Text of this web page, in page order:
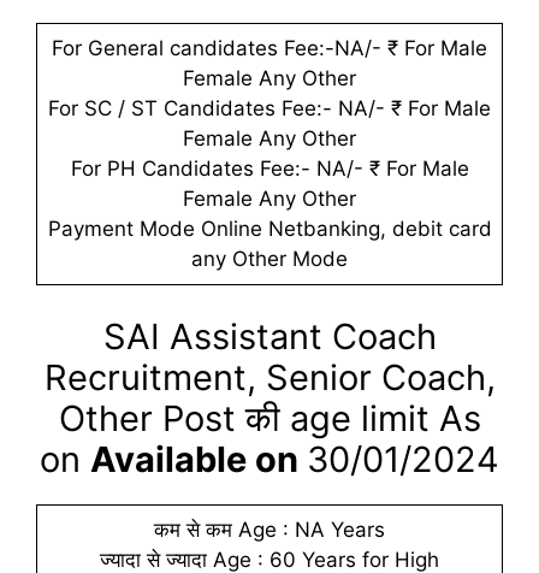
For General candidates Fee:-NA/- ₹ For Male
Female Any Other
For SC / ST Candidates Fee:- NA/- ₹ For Male
Female Any Other
For PH Candidates Fee:- NA/- ₹ For Male
Female Any Other
Payment Mode Online Netbanking, debit card
any Other Mode
SAI Assistant Coach
Recruitment, Senior Coach,
Other Post की age limit As
on Available on 30/01/2024
कम से कम Age : NA Years
ज्यादा से ज्यादा Age : 60 Years for High